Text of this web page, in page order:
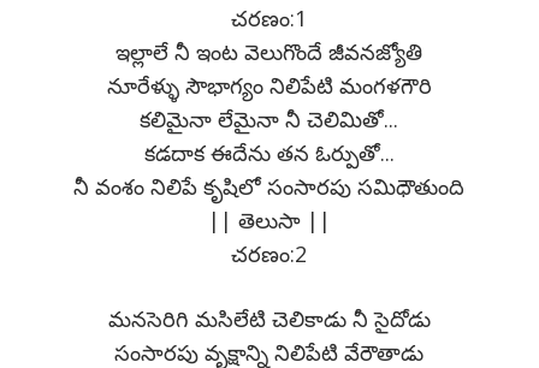
చరణం:1
ఇల్లాలే నీ ఇంట వెలుగొందే జీవనజ్యోతి
నూరేళ్ళు సౌభాగ్యం నిలిపేటి మంగళగౌరి
కలిమైనా లేమైనా నీ చెలిమితో...
కడదాక ఈదేను తన ఓర్పుతో...
నీ వంశం నిలిపే కృషిలో సంసారపు సమిధౌతుంది
|| తెలుసా ||
చరణం:2
మనసెరిగి మసిలేటి చెలికాడు నీ సైదోడు
సంసారపు వృక్షాన్ని నిలిపేటి వేరౌతాడు